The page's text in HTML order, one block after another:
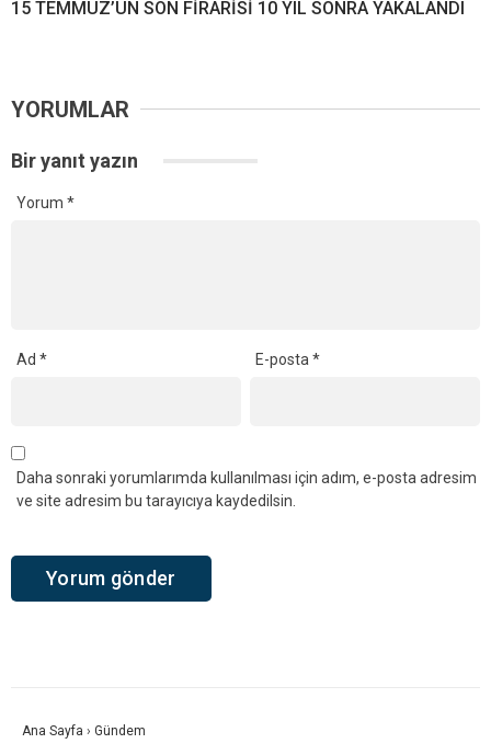
15 TEMMUZ’UN SON FİRARİSİ 10 YIL SONRA YAKALANDI
YORUMLAR
Bir yanıt yazın
Yorum *
Ad * E-posta*
Daha sonraki yorumlarımda kullanılması için adım, e-posta adresim
ve site adresim bu tarayıcıya kaydedilsin.
Ana Sayfa › Gündem